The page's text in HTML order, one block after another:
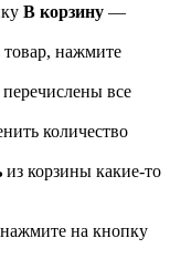
В корзину —
товар, нажмите
перечислены все
количество
из корзины какие-то
на кнопку